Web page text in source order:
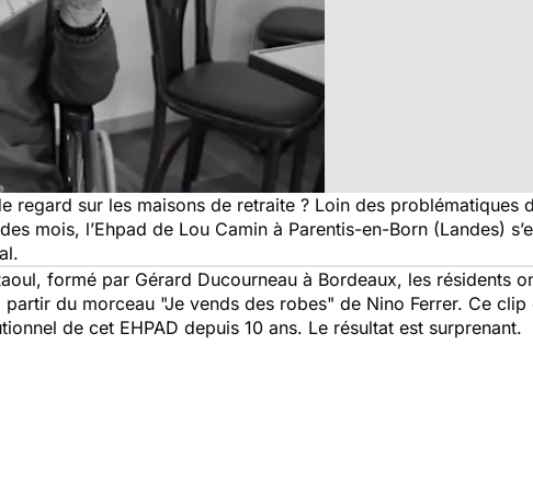
regard sur les maisons de retraite ? Loin des problématiques
mois, l’Ehpad de Lou Camin à Parentis-en-Born (Landes)
formé par Gérard Ducourneau à Bordeaux, les résidents
du morceau "Je vends des robes" de Nino Ferrer. Ce clip
de cet EHPAD depuis 10 ans. Le résultat est surprenant.